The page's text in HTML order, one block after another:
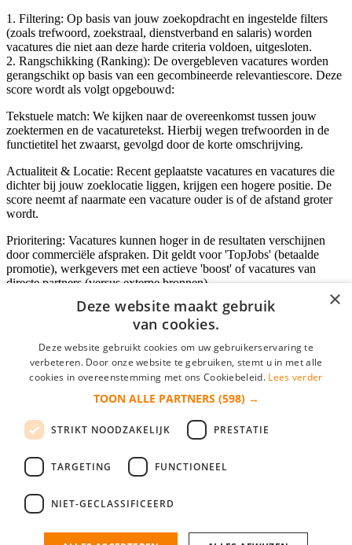
1. Filtering: Op basis van jouw zoekopdracht en ingestelde filters
(zoals trefwoord, zoekstraal, dienstverband en salaris) worden
vacatures die niet aan deze harde criteria voldoen, uitgesloten.
2. Rangschikking (Ranking): De overgebleven vacatures worden
gerangschikt op basis van een gecombineerde relevantiescore. Deze
score wordt als volgt opgebouwd:
Tekstuele match: We kijken naar de overeenkomst tussen jouw
zoektermen en de vacaturetekst. Hierbij wegen trefwoorden in de
functietitel het zwaarst, gevolgd door de korte omschrijving.
Actualiteit & Locatie: Recent geplaatste vacatures en vacatures die
dichter bij jouw zoeklocatie liggen, krijgen een hogere positie. De
score neemt af naarmate een vacature ouder is of de afstand groter
wordt.
Prioritering: Vacatures kunnen hoger in de resultaten verschijnen
door commerciële afspraken. Dit geldt voor 'TopJobs' (betaalde
promotie), werkgevers met een actieve 'boost' of vacatures van
directe partners (versus externe bronnen).
Inloggen als bedrijf
*
login gegevens onthouden
login
Bedrijf aanmelden
nieuwe collega/werknemer zo gevonden!
×
Deze website maakt gebruik
van cookies.
Deze website gebruikt cookies om uw gebruikerservaring te
verbeteren. Door onze website te gebruiken, stemt u in met alle
cookies in overeenstemming met ons Cookiebeleid. Lees verder
TOON ALLE PARTNERS (598) →
STRIKT NOODZAKELIJK PRESTATIE
TARGETING FUNCTIONEEL
NIET-GECLASSIFICEERD